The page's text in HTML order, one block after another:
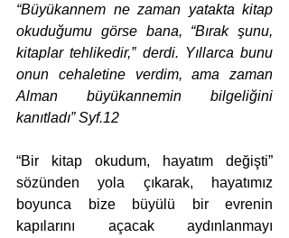
“Büyükannem ne zaman yatakta kitap
okuduğumu görse bana, “Bırak şunu,
kitaplar tehlikedir,” derdi. Yıllarca bunu
onun cehaletine verdim, ama zaman
Alman büyükannemin bilgeliğini
kanıtladı” Syf.12
“Bir kitap okudum, hayatım değişti”
sözünden yola çıkarak, hayatımız
boyunca bize büyülü bir evrenin
kapılarını açacak aydınlanmayı